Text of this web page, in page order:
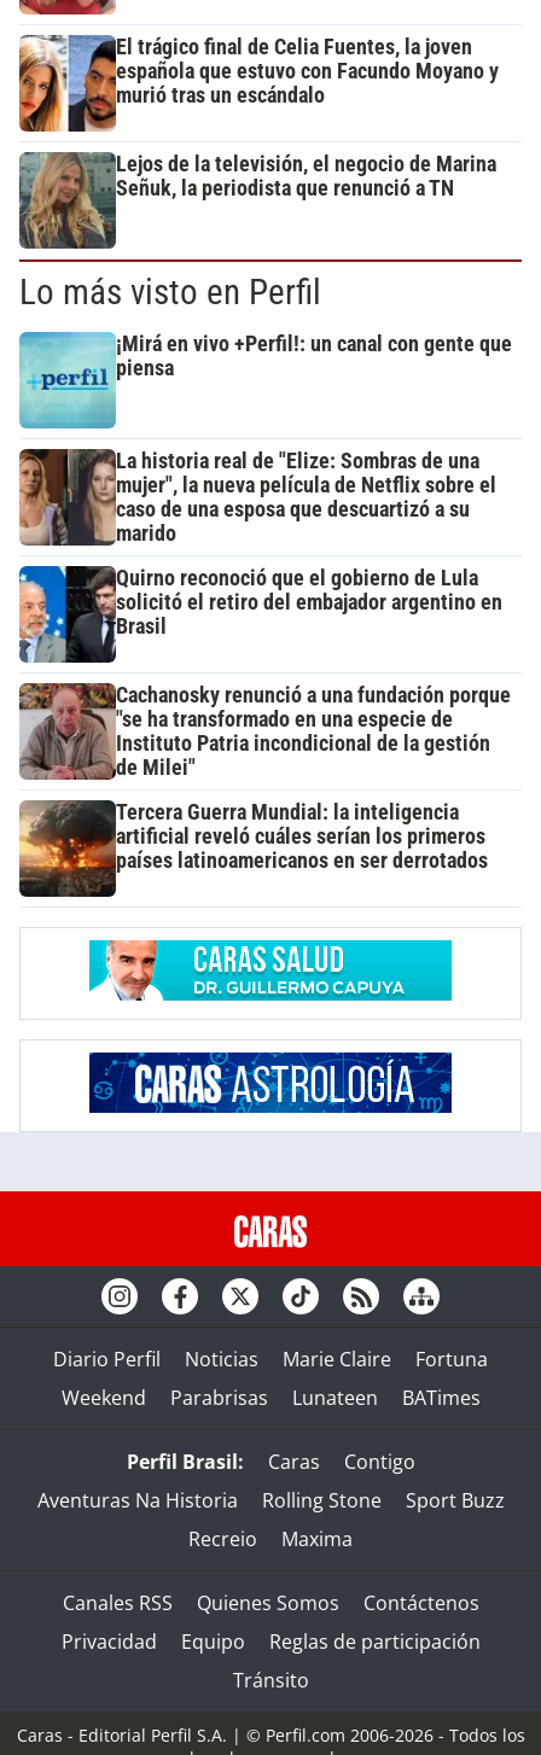
El trágico final de Celia Fuentes, la joven
española que estuvo con Facundo Moyano y
murió tras un escándalo
Lejos de la televisión, el negocio de Marina
Señuk, la periodista que renunció a TN
Lo más visto en Perfil
¡Mirá en vivo +Perfil!: un canal con gente que
piensa
La historia real de "Elize: Sombras de una
mujer", la nueva película de Netflix sobre el
caso de una esposa que descuartizó a su
marido
Quirno reconoció que el gobierno de Lula
solicitó el retiro del embajador argentino en
Brasil
Cachanosky renunció a una fundación porque
"se ha transformado en una especie de
Instituto Patria incondicional de la gestión
de Milei"
Tercera Guerra Mundial: la inteligencia
artificial reveló cuáles serían los primeros
países latinoamericanos en ser derrotados
Diario Perfil Noticias Marie Claire
Fortuna
Weekend
Parabrisas Lunateen BATimes
Perfil Brasil: Caras
Contigo
Aventuras Na Historia
Rolling Stone
Sport Buzz
Recreio
Maxima
Canales RSS Quienes Somos
Contáctenos
Privacidad
Equipo
Reglas de participación
Tránsito
Caras - Editorial Perfil S.A. | © Perfil.com 2006-2026 - Todos los